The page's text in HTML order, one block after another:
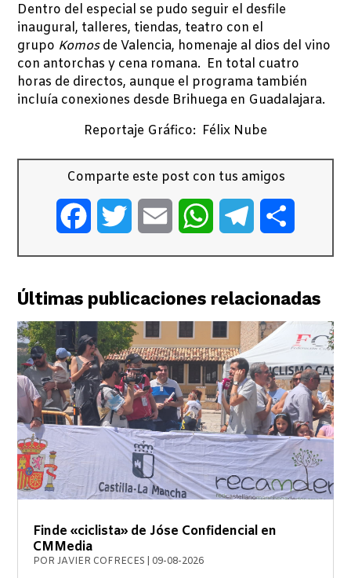
Dentro del especial se pudo seguir el desfile
inaugural, talleres, tiendas, teatro con el
grupo Komosde Valencia, homenaje al dios del vino
con antorchas y cena romana. En total cuatro
horas de directos, aunque el programa también
incluía conexiones desde Brihuega en Guadalajara.
Reportaje Gráfico: Félix Nube
Comparte este post con tus amigos
FacebookTwitter Email WhatsAppTelegram
Últimas publicaciones relacionadas
Finde «ciclista» de Jóse Confidencial en
CMMedia
PORJAVIER COFRECES 09-08-2026